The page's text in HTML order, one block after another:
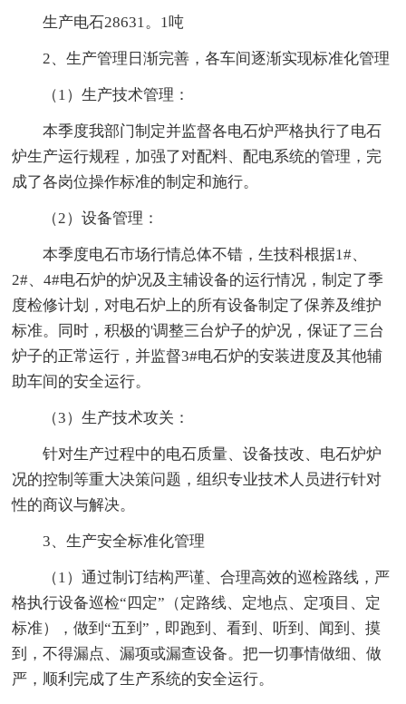
生产电石28631。1吨
2、生产管理日渐完善，各车间逐渐实现标准化管理
（1）生产技术管理：
本季度我部门制定并监督各电石炉严格执行了电石
炉生产运行规程，加强了对配料、配电系统的管理，完
成了各岗位操作标准的制定和施行。
（2）设备管理：
本季度电石市场行情总体不错，生技科根据1#、
2#、4#电石炉的炉况及主辅设备的运行情况，制定了季
度检修计划，对电石炉上的所有设备制定了保养及维护
标准。同时，积极的'调整三台炉子的炉况，保证了三台
炉子的正常运行，并监督3#电石炉的安装进度及其他辅
助车间的安全运行。
（3）生产技术攻关：
针对生产过程中的电石质量、设备技改、电石炉炉
况的控制等重大决策问题，组织专业技术人员进行针对
性的商议与解决。
3、生产安全标准化管理
（1）通过制订结构严谨、合理高效的巡检路线，严
格执行设备巡检“四定”（定路线、定地点、定项目、定
标准），做到“五到”，即跑到、看到、听到、闻到、摸
到，不得漏点、漏项或漏查设备。把一切事情做细、做
严，顺利完成了生产系统的安全运行。